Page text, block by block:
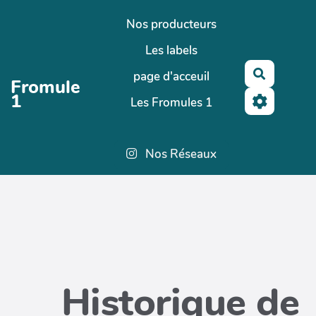
Aller au contenu principal
Fromule
1
Nos producteurs
Les labels
page d'acceuil
Les Fromules 1
Nos Réseaux
Historique de